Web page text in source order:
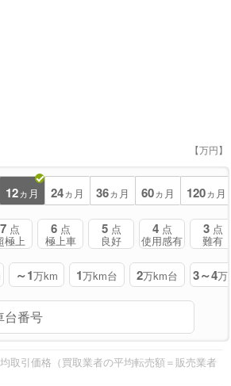
【万円】
12ヵ月 24ヵ月 36ヵ月 60ヵ月 120ヵ月
7 点
極上
6 点
極上車
5 点
良好
4 点
使用感有
3 点
難有
～1万km 1万km台 2万km台 3～4万
取引価格（買取業者の平均転売額＝販売業者